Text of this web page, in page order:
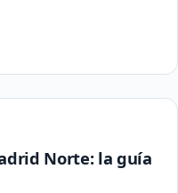
Norte: la guía